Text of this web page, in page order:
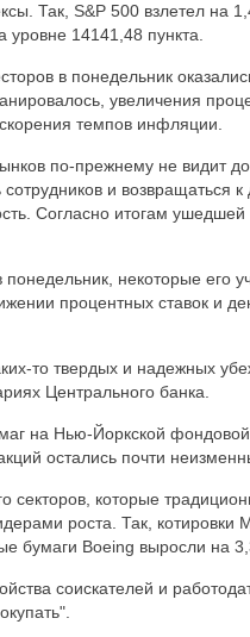
Так, S&P 500 взлетел на
14141,48 пункта.
в понедельник
увеличения
темпов инфляции.
по-прежнему не видит
и возвращаться
Согласно итогам
некоторые его
процентных ставок и
то твердых и надежных
Центрального банка.
на Нью-Йоркской
остались почти
которые
роста. Так, котировки
бумаги Boeing выросли на
соискателей и